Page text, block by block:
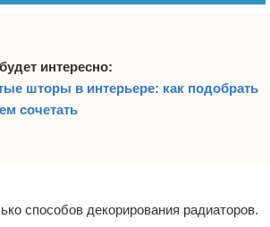
интересно:
шторы в интерьере: как подобрать
сочетать
способов декорирования радиаторов.